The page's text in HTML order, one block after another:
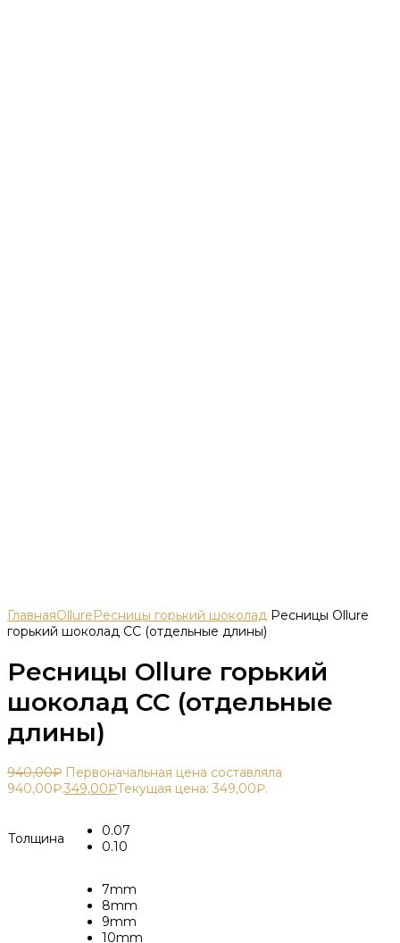
ГлавнаяOllureРесницы горький шоколад Ресницы Ollure
горький шоколад CC (отдельные длины)
Ресницы Ollure горький
шоколад CC (отдельные
длины)
940,00₽ Первоначальная цена составляла
940,00₽.349,00₽Текущая цена: 349,00₽.
Толщина
0.07
0.10
7mm
8mm
9mm
10mm